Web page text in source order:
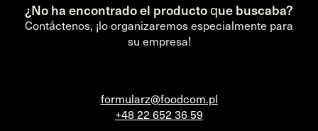
¿No ha encontrado el producto que buscaba?
Contáctenos, ¡lo organizaremos especialmente para
su empresa!
formularz@foodcom.pl
+48 22 652 36 59